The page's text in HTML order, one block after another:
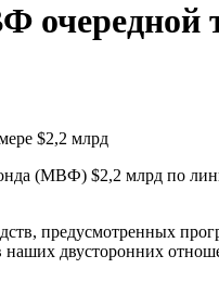
очередной
(МВФ) $2,2 млрд по
предусмотренных
двусторонних